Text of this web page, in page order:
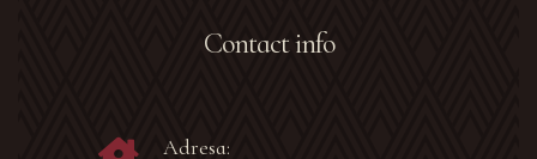
Contact info
Adresa: